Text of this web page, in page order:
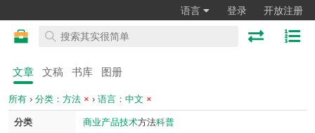
语言 登录 开放注册
文章 文稿 书库 图册
所有 › 分类：方法 × › 语言：中文 ×
分类 商业产品技术方法科普